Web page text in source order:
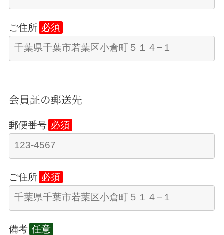
ご住所 必須
会員証の郵送先
郵便番号 必須
ご住所 必須
備考 任意